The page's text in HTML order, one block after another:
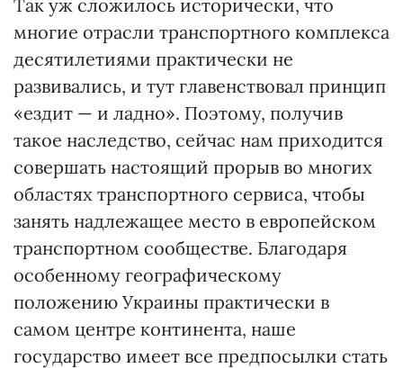
Так уж сложилось исторически, что
многие отрасли транспортного комплекса
десятилетиями практически не
развивались, и тут главенствовал принцип
«ездит — и ладно». Поэтому, получив
такое наследство, сейчас нам приходится
совершать настоящий прорыв во многих
областях транспортного сервиса, чтобы
занять надлежащее место в европейском
транспортном сообществе. Благодаря
особенному географическому
положению Украины практически в
самом центре континента, наше
государство имеет все предпосылки стать